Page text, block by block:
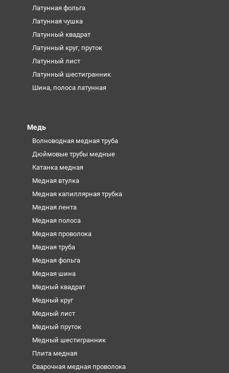
Латунная фольга
Латунная чушка
Латунный квадрат
Латунный круг, пруток
Латунный лист
Латунный шестигранник
Шина, полоса латунная
Медь
Волноводная медная труба
Дюймовые трубы медные
Катанка медная
Медная втулка
Медная капиллярная трубка
Медная лента
Медная полоса
Медная проволока
Медная труба
Медная фольга
Медная шина
Медный квадрат
Медный круг
Медный лист
Медный пруток
Медный шестигранник
Плита медная
Сварочная медная проволока